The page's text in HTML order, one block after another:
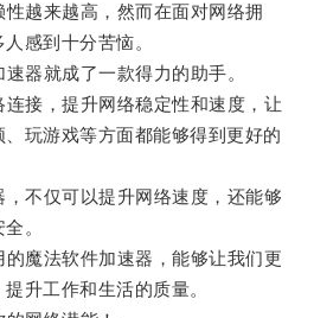
越来越高，然而在面对网络拥
感到十分苦恼。
就成了一款得力的助手。
接，提升网络稳定性和速度，让
玩游戏等方面都能够得到更好的
不仅可以提升网络速度，还能够
。
魔法软件加速器，能够让我们更
升工作和生活的质量。